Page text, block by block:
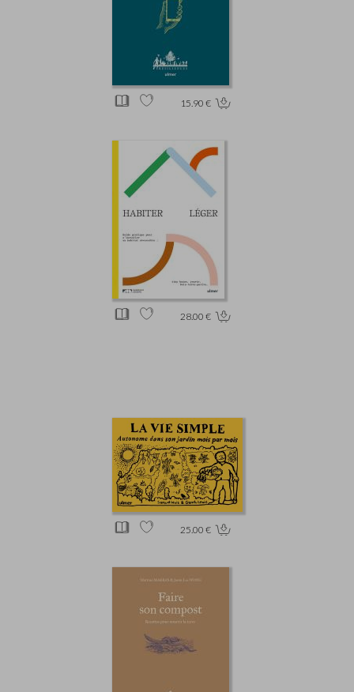
15.90 €
28.00 €
25.00 €